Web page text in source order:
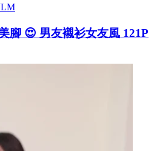
腳 😍 男友襯衫女友風 121P